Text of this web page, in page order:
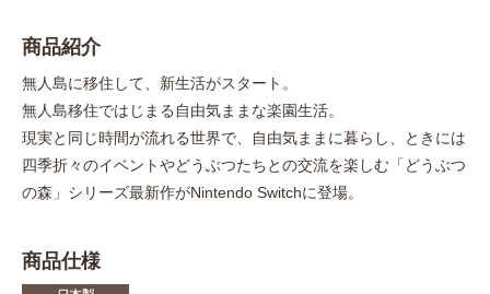
商品紹介
無人島に移住して、新生活がスタート。
無人島移住ではじまる自由気ままな楽園生活。
現実と同じ時間が流れる世界で、自由気ままに暮らし、ときには
四季折々のイベントやどうぶつたちとの交流を楽しむ「どうぶつ
の森」シリーズ最新作がNintendo Switchに登場。
商品仕様